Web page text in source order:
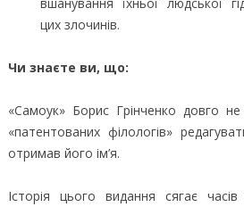
цих злочинів.
Чи знаєте ви, що:
«Самоук» Борис Грінченко довго
«патентованих філологів»
отримав його ім’я.
Історія цього видання сягає